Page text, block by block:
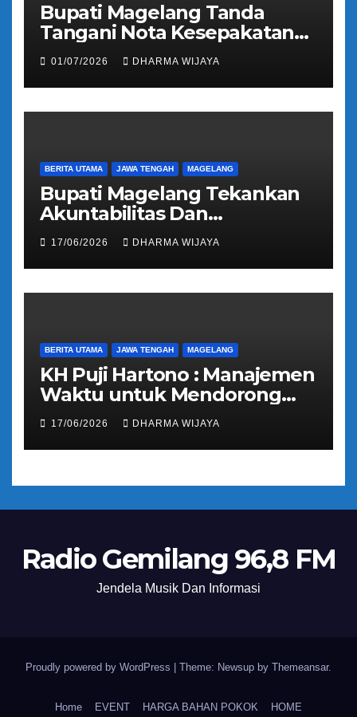
Bupati Magelang Tanda
Tangani Nota Kesepakatan
Pengalihan Pelayanan
Regident Di Kecamatan
Bandongan
01/07/2026 DHARMA WIJAYA
BERITA UTAMA JAWA TENGAH MAGELANG
Bupati Magelang Tekankan
Akuntabilitas Dan
Tranparansi Pengelolaan
Bantuan Keuangan Parpol
17/06/2026 DHARMA WIJAYA
BERITA UTAMA JAWA TENGAH MAGELANG
KH Puji Hartono : Manajemen
Waktu untuk Mendorong
Umat Semakin Baik
17/06/2026 DHARMA WIJAYA
Radio Gemilang 96,8 FM
Jendela Musik Dan Informasi
Proudly powered by WordPress Theme: Newsup by Themeansar.
Home EVENT HARGA BAHAN POKOK HOME